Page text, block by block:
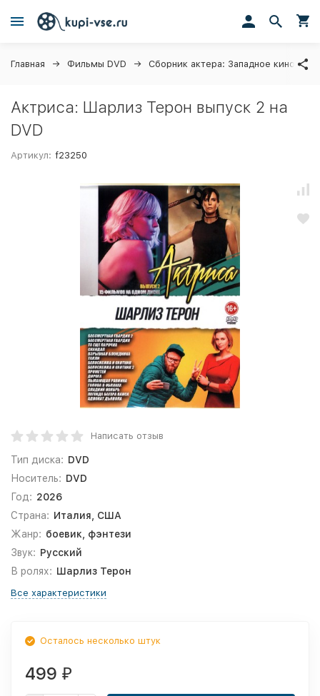
Главная Фильмы DVD Сборник актера: Западное кино
Актриса: Шарлиз Терон выпуск 2 на
DVD
Артикул: f23250
Написать отзыв
Тип диска: DVD
Носитель: DVD
Год: 2026
Страна: Италия, США
Жанр: боевик, фэнтези
Звук: Русский
В ролях: Шарлиз Терон
Все характеристики
Осталось несколько штук
499 ₽